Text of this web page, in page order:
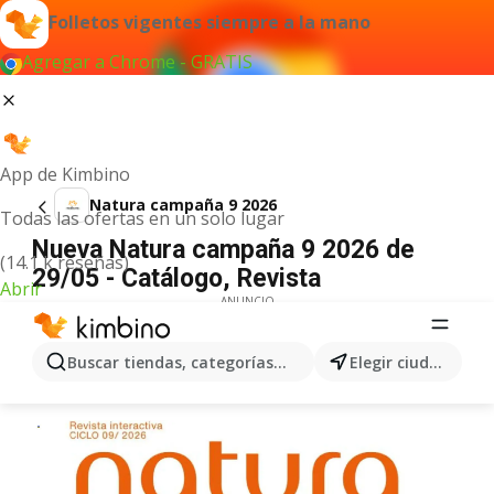
Folletos vigentes siempre a la mano
Agregar a Chrome - GRATIS
App de Kimbino
Todas las ofertas en un solo lugar
(14.1 k reseñas)
Abrir
Buscar tiendas, categorías, productos... Elegir ciudad
Natura campaña 9 2026
Nueva Natura campaña 9 2026 de
29/05 - Catálogo, Revista
ANUNCIO